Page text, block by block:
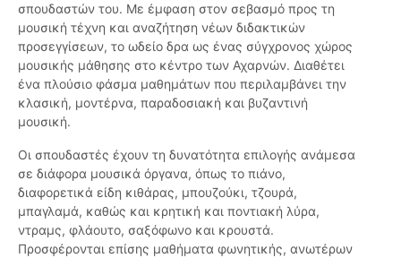
σπουδαστών του. Με έμφαση στον σεβασμό προς τη
μουσική τέχνη και αναζήτηση νέων διδακτικών
προσεγγίσεων, το ωδείο δρα ως ένας σύγχρονος χώρος
μουσικής μάθησης στο κέντρο των Αχαρνών. Διαθέτει
ένα πλούσιο φάσμα μαθημάτων που περιλαμβάνει την
κλασική, μοντέρνα, παραδοσιακή και βυζαντινή
μουσική.
Οι σπουδαστές έχουν τη δυνατότητα επιλογής ανάμεσα
σε διάφορα μουσικά όργανα, όπως το πιάνο,
διαφορετικά είδη κιθάρας, μπουζούκι, τζουρά,
μπαγλαμά, καθώς και κρητική και ποντιακή λύρα,
ντραμς, φλάουτο, σαξόφωνο και κρουστά.
Προσφέρονται επίσης μαθήματα φωνητικής, ανωτέρων